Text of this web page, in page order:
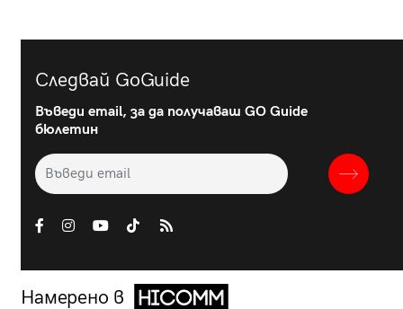
Следвай GoGuide
Въведи email, за да получаваш GO Guide
бюлетин
Намерено в